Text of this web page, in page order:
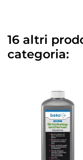
16 altri
categoria: